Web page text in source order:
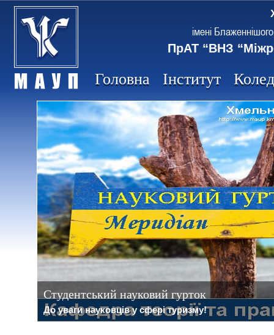
імені
ПрАТ “ВНЗ
Головна Інститут
Студентський науковий гурток
До уваги науковців у сфері туризму!